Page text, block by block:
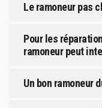
Le ramoneur pas
Pour les
ramoneur peut
Un bon ramoneur